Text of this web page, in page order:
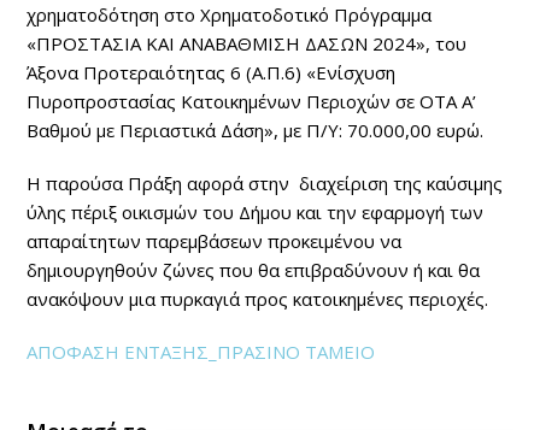
χρηματοδότηση στο Χρηματοδοτικό Πρόγραμμα
«ΠΡΟΣΤΑΣΙΑ ΚΑΙ ΑΝΑΒΑΘΜΙΣΗ ΔΑΣΩΝ 2024», του
Άξονα Προτεραιότητας 6 (Α.Π.6) «Ενίσχυση
Πυροπροστασίας Κατοικημένων Περιοχών σε ΟΤΑ Α’
Βαθμού με Περιαστικά Δάση», με Π/Υ: 70.000,00 ευρώ.
Η παρούσα Πράξη αφορά στην διαχείριση της καύσιμης
ύλης πέριξ οικισμών του Δήμου και την εφαρμογή των
απαραίτητων παρεμβάσεων προκειμένου να
δημιουργηθούν ζώνες που θα επιβραδύνουν ή και θα
ανακόψουν μια πυρκαγιά προς κατοικημένες περιοχές.
ΑΠΟΦΑΣΗ ΕΝΤΑΞΗΣ_ΠΡΑΣΙΝΟ ΤΑΜΕΙΟ